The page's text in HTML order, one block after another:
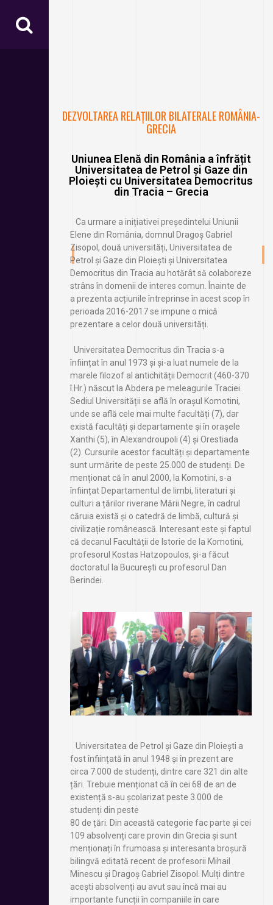
DEZVOLTAREA RELAȚIILOR BILATERALE ROMÂNIA-
GRECIA
Uniunea Elenă din România a înfrățit
Universitatea de Petrol și Gaze din
Ploiești cu Universitatea Democritus
din Tracia – Grecia
Ca urmare a inițiativei președintelui Uniunii
Elene din România, domnul Dragoș Gabriel
Zisopol, două universități, Universitatea de
Petrol și Gaze din Ploiești și Universitatea
Democritus din Tracia au hotărât să colaboreze
strâns în domenii de interes comun. Înainte de
a prezenta acțiunile întreprinse în acest scop în
perioada 2016-2017 se impune o mică
prezentare a celor două universități.
Universitatea Democritus din Tracia s-a
înființat în anul 1973 și și-a luat numele de la
marele filozof al antichității Democrit (460-370
î.Hr.) născut la Abdera pe meleagurile Traciei.
Sediul Universității se află în orașul Komotini,
unde se află cele mai multe facultăți (7), dar
există facultăți și departamente și în orașele
Xanthi (5), în Alexandroupoli (4) și Orestiada
(2). Cursurile acestor facultăți și departamente
sunt urmărite de peste 25.000 de studenți. De
menționat că în anul 2000, la Komotini, s-a
înființat Departamentul de limbi, literaturi și
culturi a țărilor riverane Mării Negre, în cadrul
căruia există și o catedră de limbă, cultură și
civilizație românească. Interesant este și faptul
că decanul Facultății de Istorie de la Komotini,
profesorul Kostas Hatzopoulos, și-a făcut
doctoratul la București cu profesorul Dan
Berindei.
Universitatea de Petrol și Gaze din Ploiești a
fost înființată în anul 1948 și în prezent are
circa 7.000 de studenți, dintre care 321 din alte
țări. Trebuie menționat că în cei 68 de an de
existență s-au școlarizat peste 3.000 de
studenți din peste
80 de țări. Din această categorie fac parte și cei
109 absolvenți care provin din Grecia și sunt
menționați în frumoasa și interesanta broșură
bilingvă editată recent de profesorii Mihail
Minescu și Dragoș Gabriel Zisopol. Mulți dintre
acești absolvenți au avut sau încă mai au
importante funcții în companiile în care